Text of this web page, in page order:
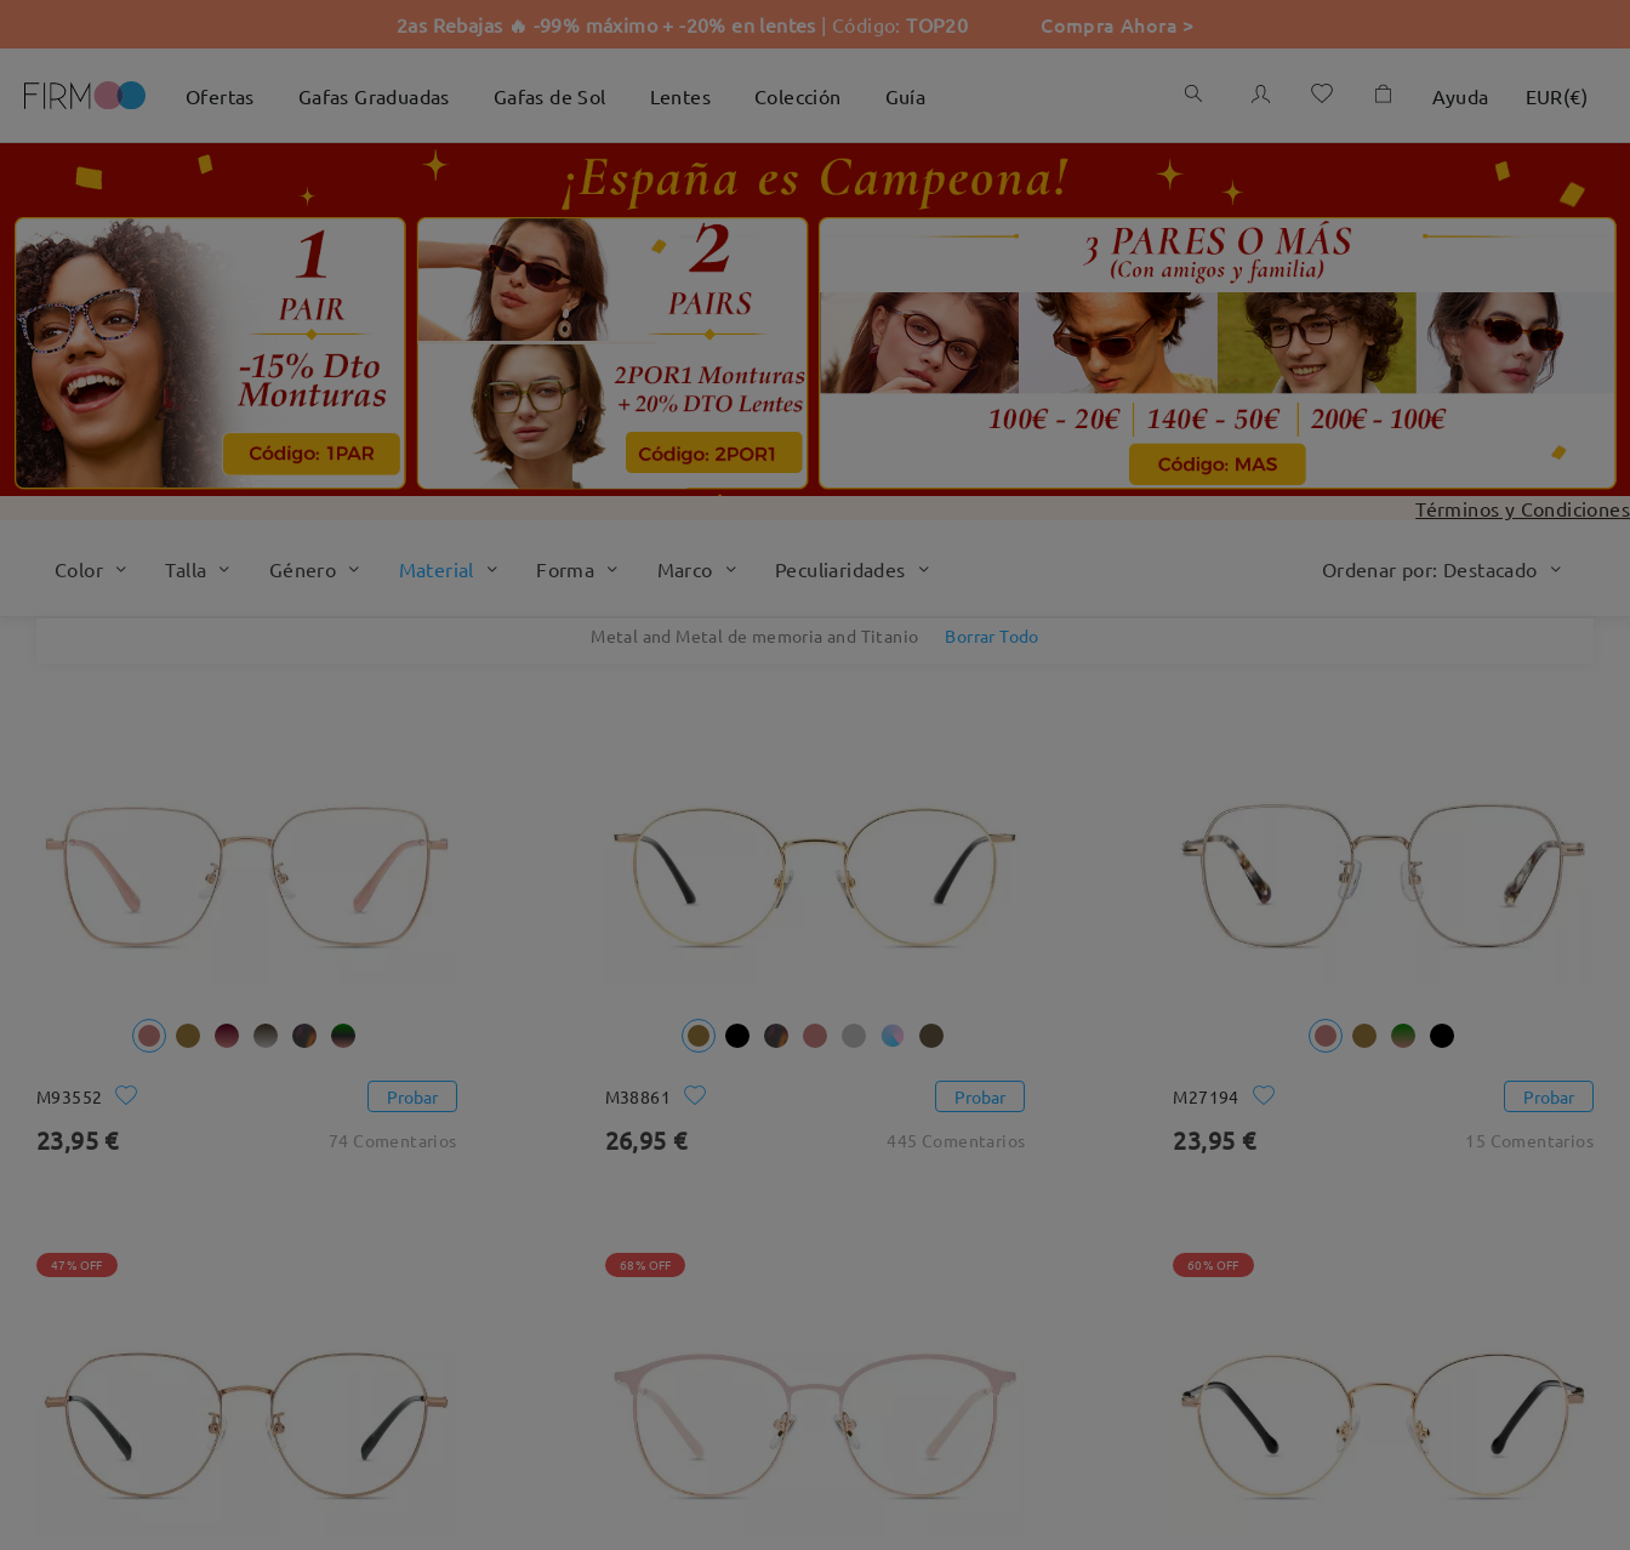
2as Rebajas 🔥 -99% máximo + -20% en lentes | Código:TOP20 Compra Ahora >
Ofertas Gafas Graduadas Gafas de Sol Lentes Colección Guía Ayuda EUR(€)
Términos y Condiciones
Color Talla Género Material Forma Marco Peculiaridades Ordenar por: Destacado
Metal and Metal de memoria and Titanio Borrar Todo
M93552 Probar
23,95 € 74 Comentarios
M38861 Probar
26,95 € 445 Comentarios
M27194 Probar
23,95 € 15 Comentarios
47% OFF 68% OFF 60% OFF